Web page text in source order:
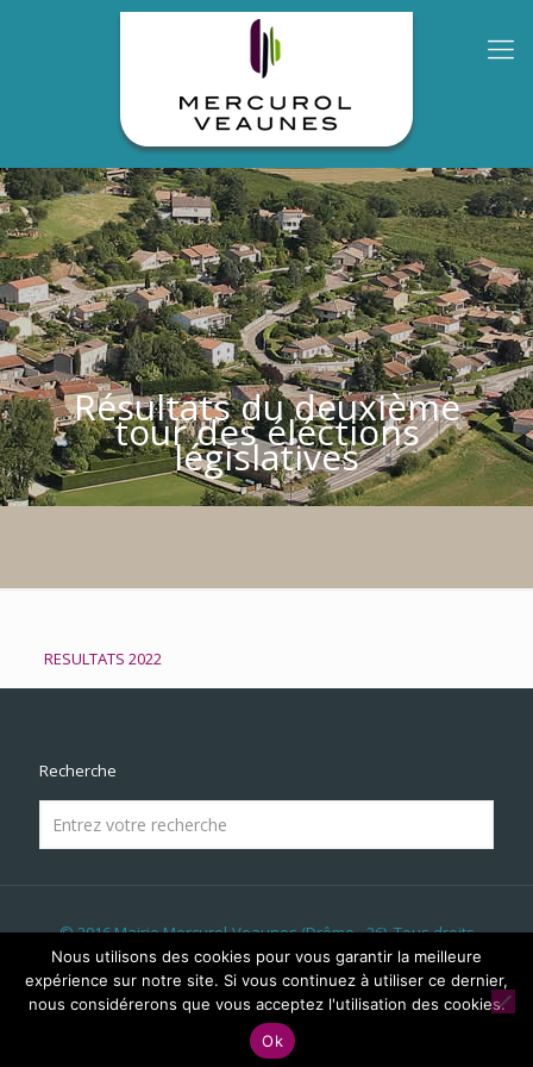
Résultats du deuxième
tour des éléctions
législatives
RESULTATS 2022
Recherche
© 2016 Mairie Mercurol-Veaunes (Drôme - 26). Tous droits
réservés | Réalisé parLICOM Développement|Mentions
Légales|RGPD|Liens & Partenaires|Panneau Lumineux|
Évènements
Nous utilisons des cookies pour vous garantir la meilleure
expérience sur notre site. Si vous continuez à utiliser ce dernier,
nous considérerons que vous acceptez l'utilisation des cookies.
Ok